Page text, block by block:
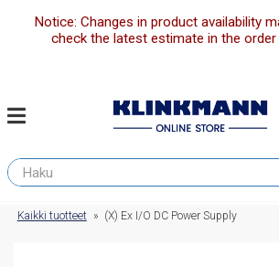
Notice: Changes in product availability
check the latest estimate in the
Kaikki tuotteet » (X) Ex I/O DC Power Supply